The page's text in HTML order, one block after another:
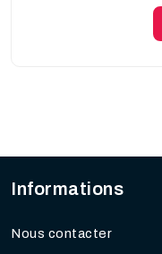
Informations
Nous contacter